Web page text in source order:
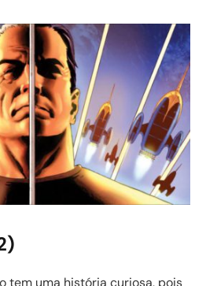
tem uma história curiosa, pois